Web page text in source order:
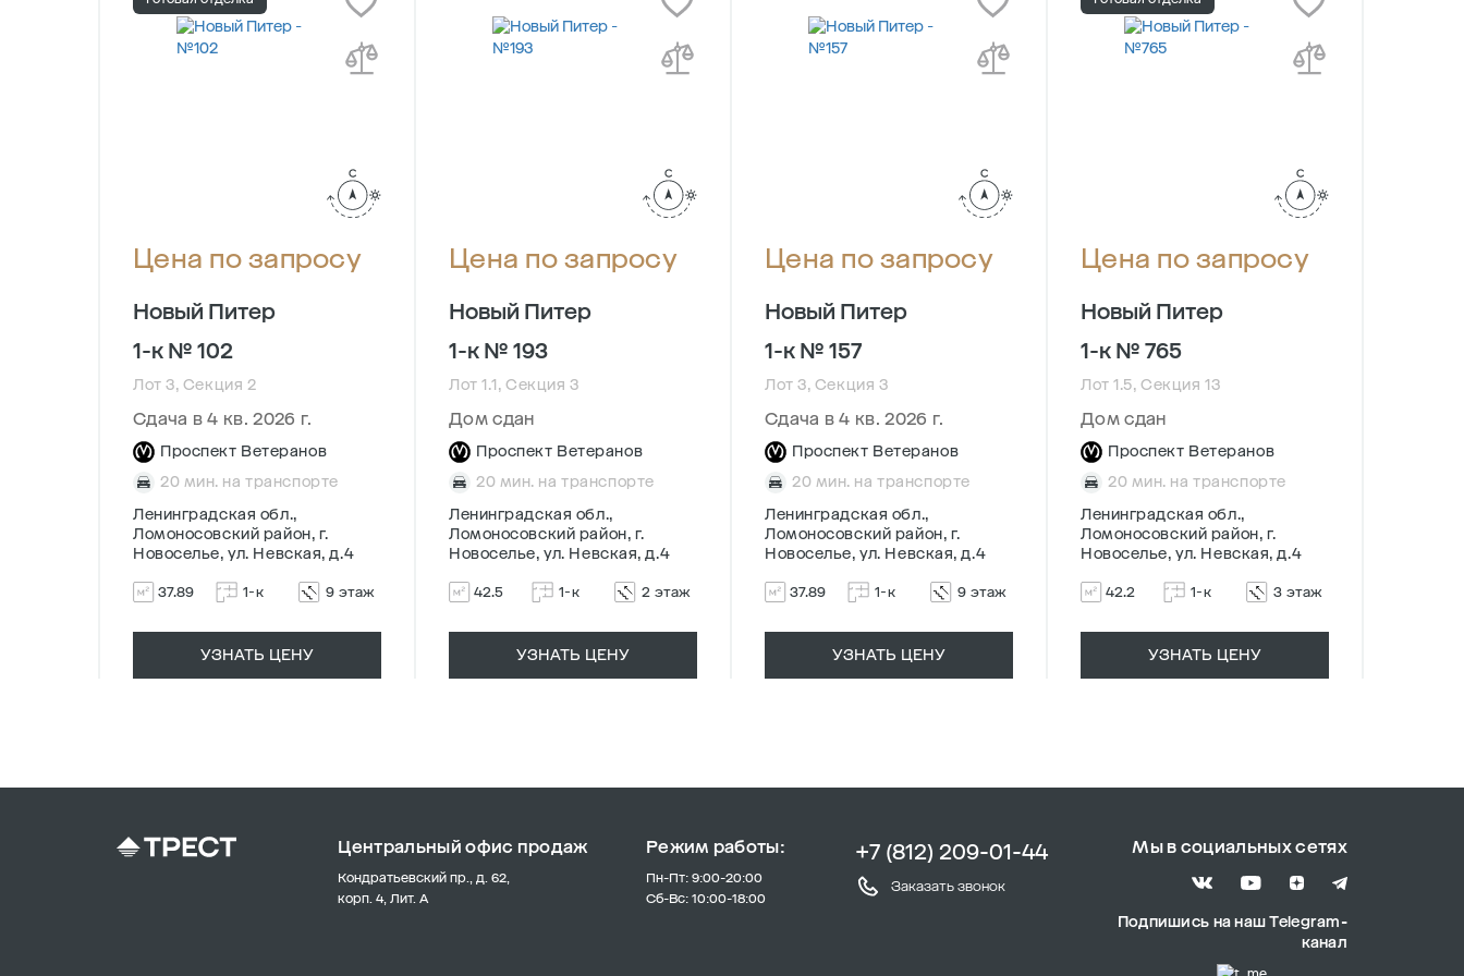
Цена по запросу
Новый Питер
1-к № 102
Лот 3, Секция 2
Сдача в 4 кв. 2026 г.
Проспект Ветеранов
20 мин. на транспорте
Ленинградская обл.,
Ломоносовский район, г.
Новоселье, ул. Невская, д.4
37.89 1-к 9 этаж
УЗНАТЬ ЦЕНУ
Цена по запросу
Новый Питер
1-к № 193
Лот 1.1, Секция 3
Дом сдан
Проспект Ветеранов
20 мин. на транспорте
Ленинградская обл.,
Ломоносовский район, г.
Новоселье, ул. Невская, д.4
42.5 1-к 2 этаж
УЗНАТЬ ЦЕНУ
Цена по запросу
Новый Питер
1-к № 157
Лот 3, Секция 3
Сдача в 4 кв. 2026 г.
Проспект Ветеранов
20 мин. на транспорте
Ленинградская обл.,
Ломоносовский район, г.
Новоселье, ул. Невская, д.4
37.89 1-к 9 этаж
УЗНАТЬ ЦЕНУ
Цена по запросу
Новый Питер
1-к № 765
Лот 1.5, Секция 13
Дом сдан
Проспект Ветеранов
20 мин. на транспорте
Ленинградская обл.,
Ломоносовский район, г.
Новоселье, ул. Невская, д.4
42.2 1-к 3 этаж
УЗНАТЬ ЦЕНУ
Центральный офис продаж
Кондратьевский пр., д. 62,
корп. 4, Лит. А
Режим работы:
Пн-Пт: 9:00-20:00
Сб-Вс: 10:00-18:00
+7 (812) 209-01-44
Заказать звонок
Мы в социальных сетях
Подпишись на наш Telegram-
канал